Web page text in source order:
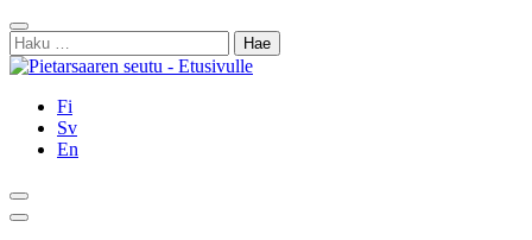
Siirry
sisältöön
Sulje
Haku:
Fi
Sv
En
Hae
Päävalikko